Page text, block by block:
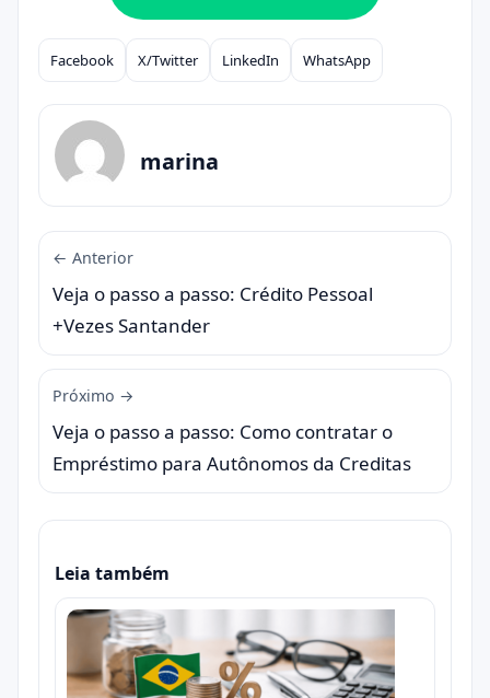
Compartilhar
Facebook X/Twitter LinkedIn WhatsApp
marina
← Anterior
Veja o passo a passo: Crédito Pessoal
+Vezes Santander
Próximo →
Veja o passo a passo: Como contratar o
Empréstimo para Autônomos da Creditas
Leia também